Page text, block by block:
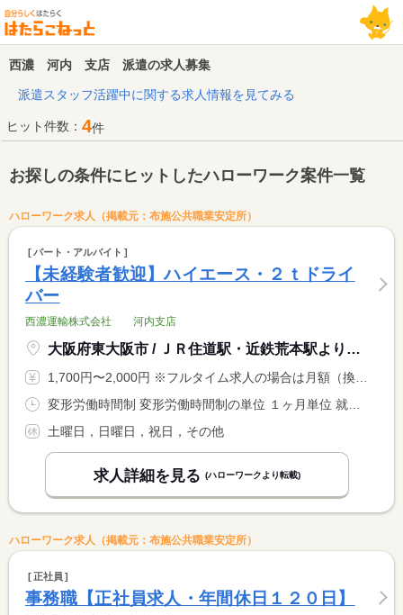
西濃 河内 支店 派遣の求人募集
派遣スタッフ活躍中に関する求人情報を見てみる
ヒット件数： 4件
お探しの条件にヒットしたハローワーク案件一覧
ハローワーク求人（掲載元：布施公共職業安定所）
パート・アルバイト
【未経験者歓迎】ハイエース・２ｔドライ
バー
西濃運輸株式会社 河内支店
大阪府東大阪市 / ＪＲ住道駅・近鉄荒本駅より 近鉄バス 加納バス停 徒歩１分
1,700円〜2,000円 ※フルタイム求人の場合は月額（換算額）、パート求人の場合は時間額を表示しています。
土曜日，日曜日，祝日，その他
求人詳細を見る (ハローワークより転載)
ハローワーク求人（掲載元：布施公共職業安定所）
正社員
事務職【正社員求人・年間休日１２０日】